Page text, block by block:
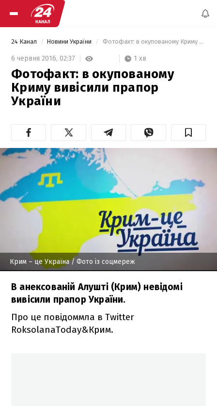
24 Канал Новини України Фотофакт: в окупованому Криму вивісили прапор України
6 червня 2016, 02:37 1 хв
Фотофакт: в окупованому
Криму вивісили прапор
України
Крим – це Україна/ Фото із соцмереж
В анексованій Алушті (Крим) невідомі
вивісили прапор України.
Про це повідоммла в Twitter
RoksolanaToday&Крим.